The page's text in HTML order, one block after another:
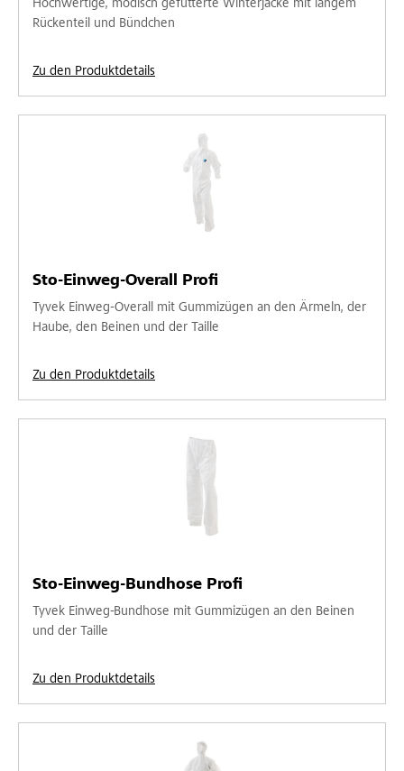
Hochwertige, modisch gefütterte Winterjacke mit langem
Rückenteil und Bündchen
Zu den Produktdetails
Sto-Einweg-Overall Profi
Tyvek Einweg-Overall mit Gummizügen an den Ärmeln, der
Haube, den Beinen und der Taille
Zu den Produktdetails
Sto-Einweg-Bundhose Profi
Tyvek Einweg-Bundhose mit Gummizügen an den Beinen
und der Taille
Zu den Produktdetails